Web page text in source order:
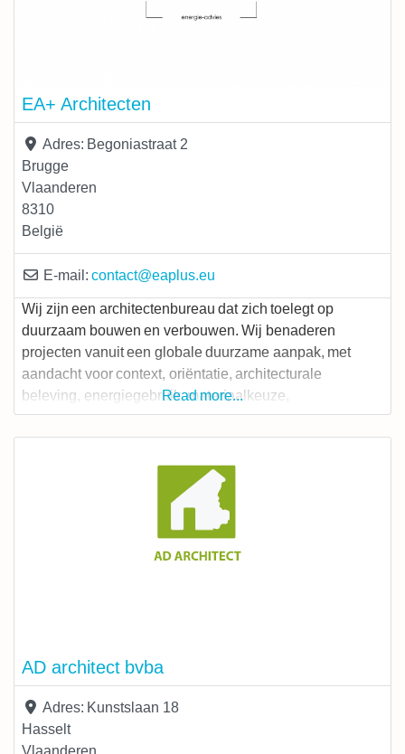
EA+ Architecten
Adres: Begoniastraat 2
Brugge
Vlaanderen
8310
België
E-mail: contact@eaplus.eu
Wij zijn een architectenbureau dat zich toelegt op
duurzaam bouwen en verbouwen. Wij benaderen
projecten vanuit een globale duurzame aanpak, met
aandacht voor context, oriëntatie, architecturale
beleving, energiegebruik, materiaalkeuze,
toegankelijkheid,… U kunt bij ons terecht voor zowel
verbouwingen als nieuwbouwprojecten, zowel woningen
uitgetekend met behulp van BIM-software, wat een
geïntegreerde aanpak van
Read more...
AD architect bvba
Adres: Kunstslaan 18
Hasselt